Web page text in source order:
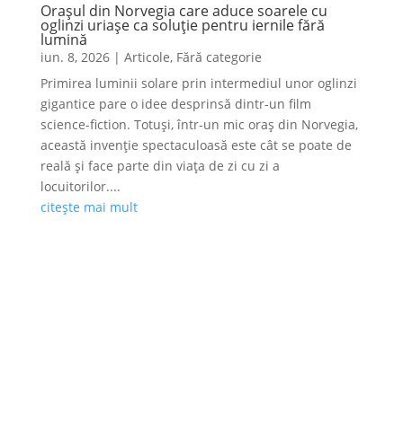
Orașul din Norvegia care aduce soarele cu
oglinzi uriașe ca soluție pentru iernile fără
lumină
iun. 8, 2026| Articole, Fără categorie
Primirea luminii solare prin intermediul unor oglinzi
gigantice pare o idee desprinsă dintr-un film
science-fiction. Totuși, într-un mic oraș din Norvegia,
această invenție spectaculoasă este cât se poate de
reală și face parte din viața de zi cu zi a
locuitorilor....
citește mai mult